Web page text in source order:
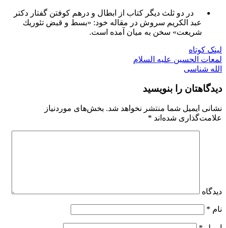
در دو ثلث دیگر كتاب از ابطال و درهم كوفتن گفتار دكتر
عبد الكریم سروش در مقاله خود: «بسط و قبض تئوریك
شریعت» سخن به میان آمده است.
لینک کوتاه
لمعات الحسین علیه السلام
الله‌ شناسی
دیدگاهتان را بنویسید
نشانی ایمیل شما منتشر نخواهد شد. بخش‌های موردنیاز
علامت‌گذاری شده‌اند *
دیدگاه
نام *